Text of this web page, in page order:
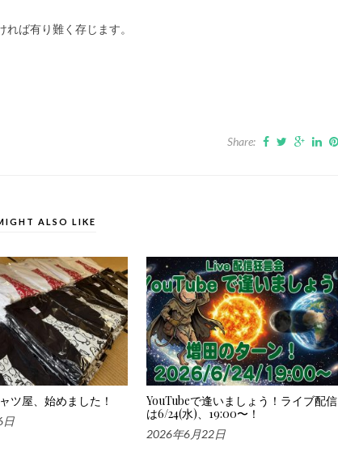
ば有り難く存じます。
Share:
ALSO LIKE
ツ屋、始めました！
日
YouTubeで逢いましょう！ライブ配信
は6/24(水)、19:00〜！
2026年6月22日